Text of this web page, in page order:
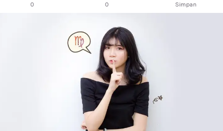
0 0 Simpan